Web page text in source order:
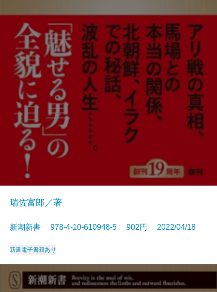
瑞佐富郎／著
新潮新書 978-4-10-610948-5 902円 2022/04/18
新書電子書籍あり